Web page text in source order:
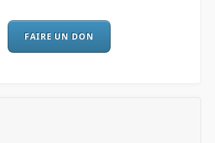
FAIRE UN DON